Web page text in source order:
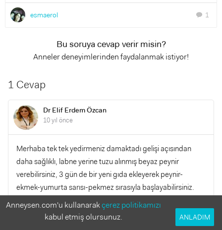
esmaerol chat 1
Bu soruya cevap verir misin?
Anneler deneyimlerinden faydalanmak istiyor!
1 Cevap
Dr Elif Erdem Özcan
10 yıl önce
Merhaba tek tek yedirmeniz damaktadı gelişi açısından
daha sağlıklı, labne yerine tuzu alınmış beyaz peynir
verebilirsiniz, 3 gün de bir yeni gıda ekleyerek peynir-
ekmek-yumurta sarısı-pekmez sırasıyla başlayabilirsiniz.
sağlıklı günler.
YANITLA
Anneysen.com'u kullanarakçerez politikamızı
kabul etmiş olursunuz.
ANLADIM